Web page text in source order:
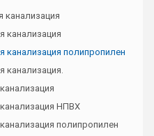
канализация
канализация
канализация полипропилен
канализация.
НПВХ
полипропилен